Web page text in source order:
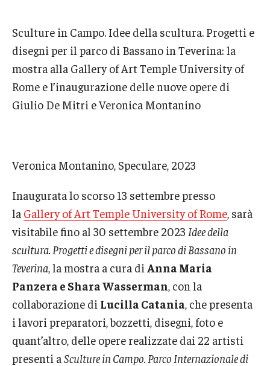
Adult Study Abroad
Adult Education
Undergraduate Admissions
Adult Education Programs
Visit/Schedule a Tour or Meeting
Students
Academic Advising
Sculture in Campo. Idee della scultura. Progetti e
disegni per il parco di Bassano in Teverina: la
mostra alla Gallery of Art Temple University of
Rome e l’inaugurazione delle nuove opere di
Giulio De Mitri e Veronica Montanino
Veronica Montanino, Speculare, 2023
Inaugurata lo scorso 13 settembre presso
la Gallery of Art Temple University of Rome, sarà
visitabile fino al 30 settembre 2023 Idee della
scultura. Progetti e disegni per il parco di Bassano in
Teverina, la mostra a cura di Anna Maria
Panzera e Shara Wasserman, con la
collaborazione di Lucilla Catania, che presenta
i lavori preparatori, bozzetti, disegni, foto e
quant’altro, delle opere realizzate dai 22 artisti
presenti aSculture in Campo. Parco Internazionale di